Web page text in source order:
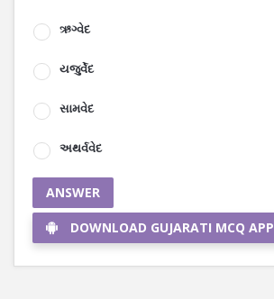
ઋગ્વેદ
યજુર્વેદ
સામવેદ
અથર્વવેદ
ANSWER
DOWNLOAD GUJARATI MCQ APP